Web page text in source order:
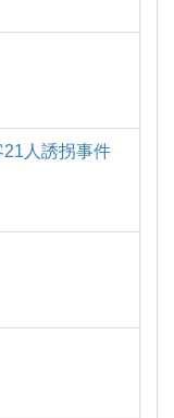
人誘拐事件